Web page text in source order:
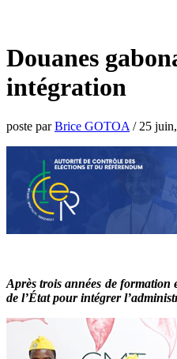
Douanes
intégration
poste parBrice GOTOA / 25
Après trois années de formation
de l’État pour intégrer